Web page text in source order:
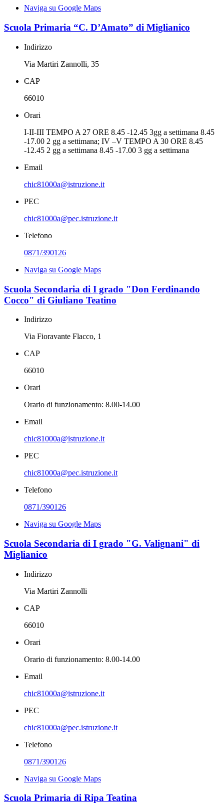
Naviga su Google Maps
Scuola Primaria “C. D’Amato” di Miglianico
Indirizzo
Via Martiri Zannolli, 35
CAP
66010
Orari
I-II-III TEMPO A 27 ORE 8.45 -12.45 3gg a settimana 8.45
-17.00 2 gg a settimana; IV –V TEMPO A 30 ORE 8.45
-12.45 2 gg a settimana 8.45 -17.00 3 gg a settimana
Email
chic81000a@istruzione.it
PEC
chic81000a@pec.istruzione.it
Telefono
0871/390126
Naviga su Google Maps
Scuola Secondaria di I grado "Don Ferdinando
Cocco" di Giuliano Teatino
Indirizzo
Via Fioravante Flacco, 1
CAP
66010
Orari
Orario di funzionamento: 8.00-14.00
Email
chic81000a@istruzione.it
PEC
chic81000a@pec.istruzione.it
Telefono
0871/390126
Naviga su Google Maps
Scuola Secondaria di I grado "G. Valignani" di
Miglianico
Indirizzo
Via Martiri Zannolli
CAP
66010
Orari
Orario di funzionamento: 8.00-14.00
Email
chic81000a@istruzione.it
PEC
chic81000a@pec.istruzione.it
Telefono
0871/390126
Naviga su Google Maps
Scuola Primaria di Ripa Teatina